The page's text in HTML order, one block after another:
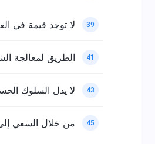
39 لا توجد قيمة في
41 الطريق لمعالجة
43 لا يدل السلوك
45 من خلال السعي